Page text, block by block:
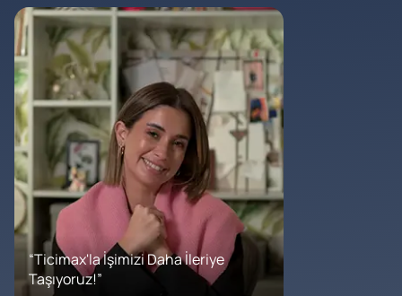
“Ticimax'la İşimizi Daha İleriye
Taşıyoruz!”